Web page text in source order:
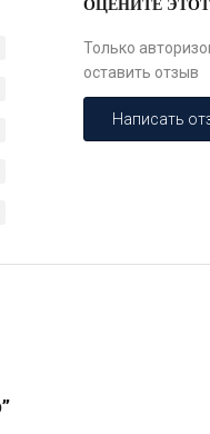
ОЦЕНИТЕ
Только
оставить отзыв
Написать